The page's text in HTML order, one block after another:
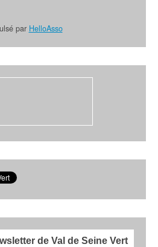
par HelloAsso
de Val de Seine Vert